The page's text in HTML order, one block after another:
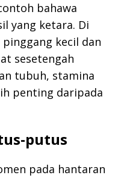
bahawa
yang ketara. Di
kecil dan
sesetengah
tubuh, stamina
penting daripada
putus
pada hantaran